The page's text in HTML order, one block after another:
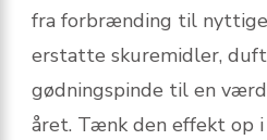
fra forbrænding til
erstatte skuremidler,
gødningspinde til en
året. Tænk den effekt op i